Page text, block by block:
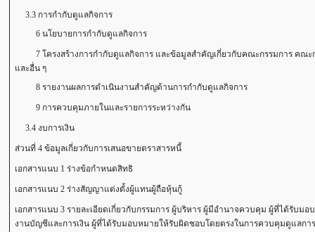
3.3 การกำกับดูแลกิจการ
6 นโยบายการกำกับดูแลกิจการ
7 โครงสร้างการกำกับดูแลกิจการ และข้อมูลสำคัญเกี่ยวกับคณะกรรมการ คณะ
และอื่น ๆ
8 รายงานผลการดำเนินงานสำคัญด้านการกำกับดูแลกิจการ
9 การควบคุมภายในและรายการระหว่างกัน
3.4 งบการเงิน
ส่วนที่ 4 ข้อมูลเกี่ยวกับการเสนอขายตราสารหนี้
เอกสารแนบ 1 ร่างข้อกำหนดสิทธิ
เอกสารแนบ 2 ร่างสัญญาแต่งตั้งผู้แทนผู้ถือหุ้นกู้
เอกสารแนบ 3 รายละเอียดเกี่ยวกับกรรมการ ผู้บริหาร ผู้มีอำนาจควบคุม ผู้ที่ได้รับม
งานบัญชีและการเงิน ผู้ที่ได้รับมอบหมายให้รับผิดชอบโดยตรงในการควบคุมดูแลก